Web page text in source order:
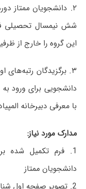
۲. دانشجویان ممتاز
شش نیمسال تحصیلی
این گروه را خارج از
۳. برگزیدگان رتبه‌های
دانشجویی برای ورود
با معرفی دبیرخانه
مدارک مورد نیاز:
1. فرم تکمیل شده
دانشجویان ممتاز
2. تصویر صفحه اول شناسنامه و کارت ملی